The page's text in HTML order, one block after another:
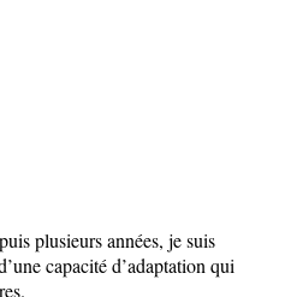
plusieurs années, je suis
capacité d’adaptation qui